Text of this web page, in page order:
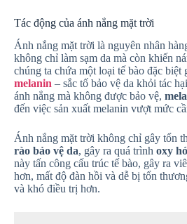
Tác động của ánh nắng mặt trời
Ánh nắng mặt trời là nguyên nhân
không chỉ làm sạm da mà còn khiến
chúng ta chứa một loại tế bào đặc biệt
melanin – sắc tố bảo vệ da khỏi tác
ánh nắng mà không được bảo vệ,
đến việc sản xuất melanin vượt mức
Ánh nắng mặt trời không chỉ gây tổn
rào bảo vệ da, gây ra quá trình oxy
này tấn công cấu trúc tế bào, gây ra
hơn, mất độ đàn hồi và dễ bị tổn
và khó điều trị hơn.